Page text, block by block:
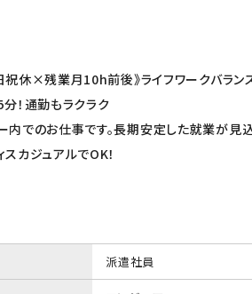
休×残業月10h前後》ライフワークバラン
！通勤もラクラク
内でのお仕事です。長期安定した就業が見
カジュアルでOK！
派遣社員